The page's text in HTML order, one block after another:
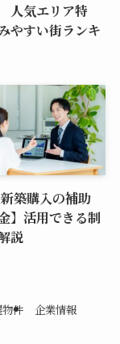
人気エリア特
やすい街ランキ
新築購入の補助
】活用できる制
説
物件
企業情報